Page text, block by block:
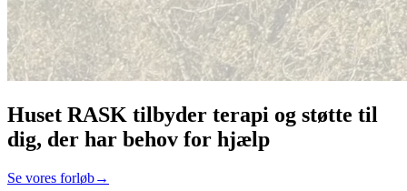
Huset RASK tilbyder terapi og støtte til
dig, der har behov for hjælp
Se vores forløb→